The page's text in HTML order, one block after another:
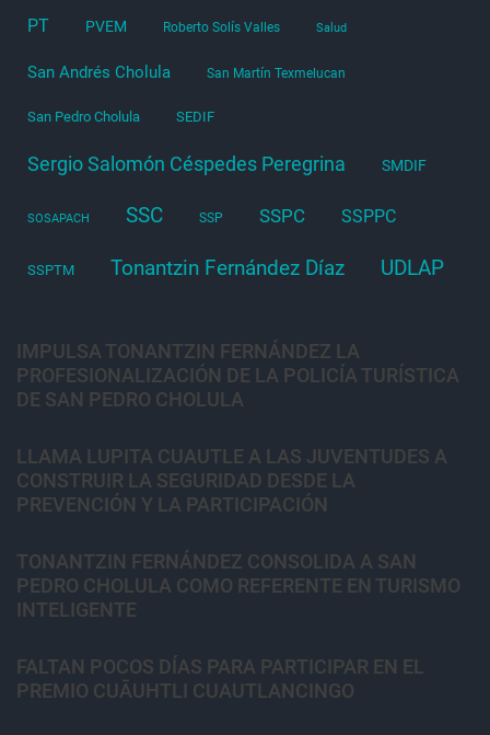
PT PVEM Roberto Solís Valles Salud
San Andrés Cholula San Martín Texmelucan
San Pedro Cholula SEDIF
Sergio Salomón Céspedes Peregrina SMDIF
SOSAPACH SSC SSP SSPC SSPPC
SSPTM Tonantzin Fernández Díaz UDLAP
IMPULSA TONANTZIN FERNÁNDEZ LA
PROFESIONALIZACIÓN DE LA POLICÍA TURÍSTICA
DE SAN PEDRO CHOLULA
LLAMA LUPITA CUAUTLE A LAS JUVENTUDES A
CONSTRUIR LA SEGURIDAD DESDE LA
PREVENCIÓN Y LA PARTICIPACIÓN
TONANTZIN FERNÁNDEZ CONSOLIDA A SAN
PEDRO CHOLULA COMO REFERENTE EN TURISMO
INTELIGENTE
FALTAN POCOS DÍAS PARA PARTICIPAR EN EL
PREMIO CUĀUHTLI CUAUTLANCINGO